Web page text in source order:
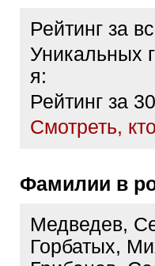
Рейтинг за
Уникальных
я:
Рейтинг за
Cмотреть,
Фамилии в
Медведев,
Горбатых,